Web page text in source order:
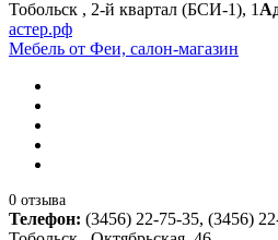
Тобольск , 2-й квартал (БСИ-1), 1
астер.рф
Мебель от Феи, салон-магазин
0 отзыва
Телефон: (3456) 22-75-35, (3456)